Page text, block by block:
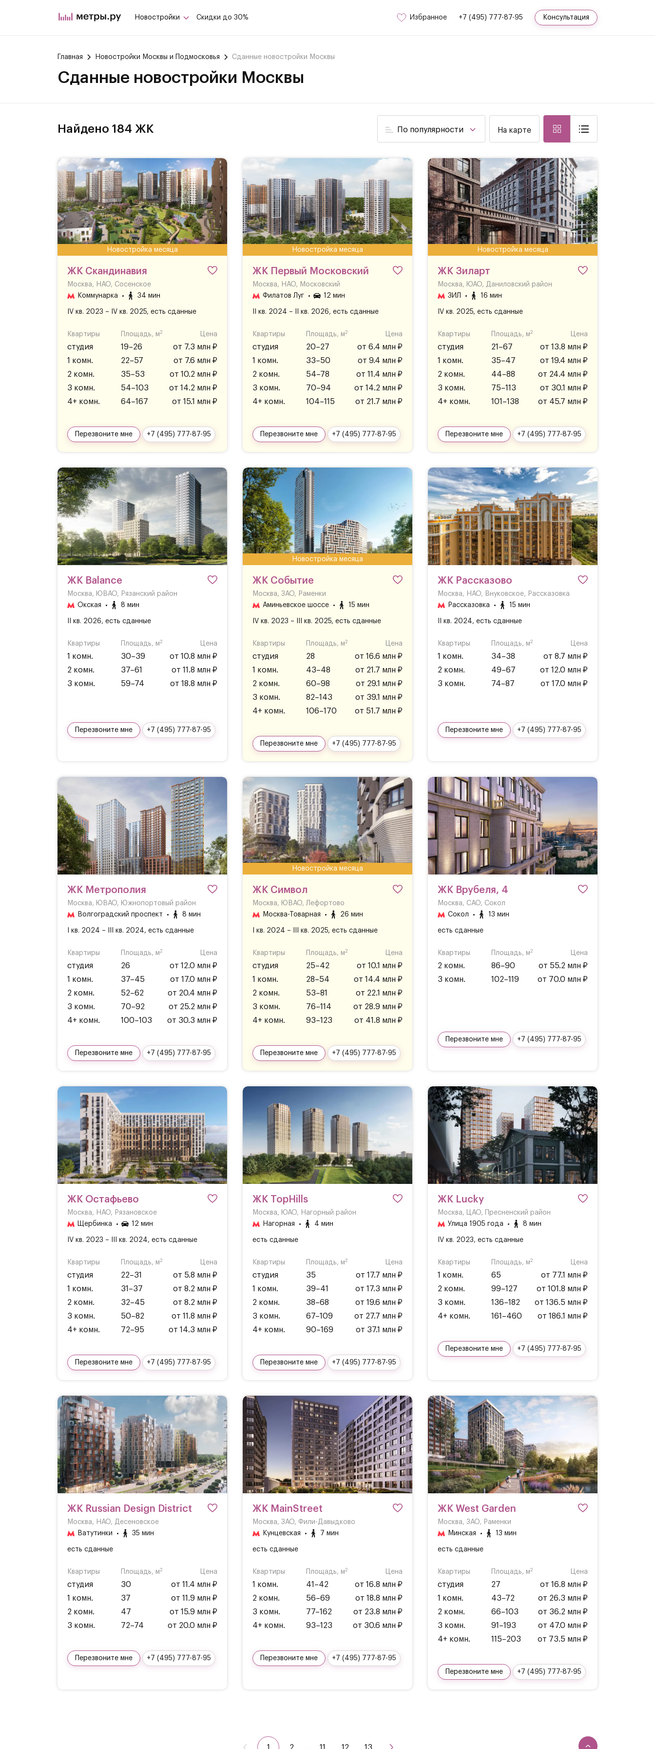
Новостройки Скидки до 30% Избранное +7 (495) 777-87-95 Консультация
Главная Новостройки Москвы и Подмосковья Сданные новостройки Москвы
Сданные новостройки Москвы
Найдено 184 ЖК По популярности На карте
Новостройка месяца
ЖК Скандинавия
Москва, НАО, Сосенское
Коммунарка
34 мин
IV кв. 2023 – IV кв. 2025, есть сданные
Квартиры Площадь, м2 Цена
студия 19–26
от 7.3 млн ₽
1 комн.
22–57
от 7.6 млн ₽
2 комн.
35–53
от 10.2 млн ₽
3 комн.
54–103
от 14.2 млн ₽
4+ комн.
64–167 от 15.1 млн ₽
Перезвоните мне +7 (495) 777-87-95
Новостройка месяца
ЖК Первый Московский
Москва, НАО, Московский
Филатов Луг
12 мин
II кв. 2024 – II кв. 2026, есть сданные
Квартиры Площадь, м2 Цена
студия 20–27
от 6.4 млн ₽
1 комн.
33–50
от 9.4 млн ₽
2 комн.
54–78
от 11.4 млн ₽
3 комн.
70–94
от 14.2 млн ₽
4+ комн.
104–115 от 21.7 млн ₽
Перезвоните мне +7 (495) 777-87-95
Новостройка месяца
ЖК Зиларт
Москва, ЮАО, Даниловский район
ЗИЛ
16 мин
IV кв. 2025, есть сданные
Квартиры Площадь, м2 Цена
студия 21–67
от 13.8 млн ₽
1 комн.
35–47
от 19.4 млн ₽
2 комн.
44–88
от 24.4 млн ₽
3 комн.
75–113
от 30.1 млн ₽
4+ комн.
101–138 от 45.7 млн ₽
Перезвоните мне +7 (495) 777-87-95
ЖК Balance
Москва, ЮВАО, Рязанский район
Окская
8 мин
II кв. 2026, есть сданные
Квартиры Площадь, м2 Цена
1 комн. 30–39
от 10.8 млн ₽
2 комн.
37–61
от 11.8 млн ₽
3 комн.
59–74 от 18.8 млн ₽
Перезвоните мне +7 (495) 777-87-95
Новостройка месяца
ЖК Событие
Москва, ЗАО, Раменки
Аминьевское шоссе
15 мин
IV кв. 2023 – III кв. 2025, есть сданные
Квартиры Площадь, м2 Цена
студия 28
от 16.6 млн ₽
1 комн.
43–48
от 21.7 млн ₽
2 комн.
60–98
от 29.1 млн ₽
3 комн.
82–143
от 39.1 млн ₽
4+ комн.
106–170 от 51.7 млн ₽
Перезвоните мне +7 (495) 777-87-95
ЖК Рассказово
Москва, НАО, Внуковское, Рассказовка
Рассказовка
15 мин
II кв. 2024, есть сданные
Квартиры Площадь, м2 Цена
1 комн. 34–38
от 8.7 млн ₽
2 комн.
49–67
от 12.0 млн ₽
3 комн.
74–87 от 17.0 млн ₽
Перезвоните мне +7 (495) 777-87-95
ЖК Метрополия
Москва, ЮВАО, Южнопортовый район
Волгоградский проспект
8 мин
I кв. 2024 – III кв. 2024, есть сданные
Квартиры Площадь, м2 Цена
студия 26
от 12.0 млн ₽
1 комн.
37–45
от 17.0 млн ₽
2 комн.
52–62
от 20.4 млн ₽
3 комн.
70–92
от 25.2 млн ₽
4+ комн.
100–103 от 30.3 млн ₽
Перезвоните мне +7 (495) 777-87-95
Новостройка месяца
ЖК Символ
Москва, ЮВАО, Лефортово
Москва-Товарная
26 мин
I кв. 2024 – III кв. 2025, есть сданные
Квартиры Площадь, м2 Цена
студия 25–42
от 10.1 млн ₽
1 комн.
28–54
от 14.4 млн ₽
2 комн.
53–81
от 22.1 млн ₽
3 комн.
76–114
от 28.9 млн ₽
4+ комн.
93–123 от 41.8 млн ₽
Перезвоните мне +7 (495) 777-87-95
ЖК Врубеля, 4
Москва, САО, Сокол
Сокол
13 мин
есть сданные
Квартиры Площадь, м2 Цена
2 комн. 86–90
от 55.2 млн ₽
3 комн.
102–119 от 70.0 млн ₽
Перезвоните мне +7 (495) 777-87-95
ЖК Остафьево
Москва, НАО, Рязановское
Щербинка
12 мин
IV кв. 2023 – III кв. 2024, есть сданные
Квартиры Площадь, м2 Цена
студия 22–31
от 5.8 млн ₽
1 комн.
31–37
от 8.2 млн ₽
2 комн.
32–45
от 8.2 млн ₽
3 комн.
50–82
от 11.8 млн ₽
4+ комн.
72–95 от 14.3 млн ₽
Перезвоните мне +7 (495) 777-87-95
ЖК TopHills
Москва, ЮАО, Нагорный район
Нагорная
4 мин
есть сданные
Квартиры Площадь, м2 Цена
студия 35
от 17.7 млн ₽
1 комн.
39–41
от 17.3 млн ₽
2 комн.
38–68
от 19.6 млн ₽
3 комн.
67–109
от 27.7 млн ₽
4+ комн.
90–169 от 37.1 млн ₽
Перезвоните мне +7 (495) 777-87-95
ЖК Lucky
Москва, ЦАО, Пресненский район
Улица 1905 года
8 мин
IV кв. 2023, есть сданные
Квартиры Площадь, м2 Цена
1 комн. 65
от 77.1 млн ₽
2 комн.
99–127
от 101.8 млн ₽
3 комн.
136–182
от 136.5 млн ₽
4+ комн.
161–460 от 186.1 млн ₽
Перезвоните мне +7 (495) 777-87-95
ЖК Russian Design District
Москва, НАО, Десеновское
Ватутинки
35 мин
есть сданные
Квартиры Площадь, м2 Цена
студия 30
от 11.4 млн ₽
1 комн.
37
от 11.9 млн ₽
2 комн.
47
от 15.9 млн ₽
3 комн.
72–74 от 20.0 млн ₽
Перезвоните мне +7 (495) 777-87-95
ЖК MainStreet
Москва, ЗАО, Фили-Давыдково
Кунцевская
7 мин
есть сданные
Квартиры Площадь, м2 Цена
1 комн. 41–42
от 16.8 млн ₽
2 комн.
56–69
от 18.8 млн ₽
3 комн.
77–162
от 23.8 млн ₽
4+ комн.
93–123 от 30.6 млн ₽
Перезвоните мне +7 (495) 777-87-95
ЖК West Garden
Москва, ЗАО, Раменки
Минская
13 мин
есть сданные
Квартиры Площадь, м2 Цена
студия 27
от 16.8 млн ₽
1 комн.
43–72
от 26.3 млн ₽
2 комн.
66–103
от 36.2 млн ₽
3 комн.
91–193
от 47.0 млн ₽
4+ комн.
115–203 от 73.5 млн ₽
Перезвоните мне +7 (495) 777-87-95
1 2 11 12 13